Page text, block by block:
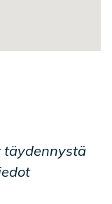
täydennystä